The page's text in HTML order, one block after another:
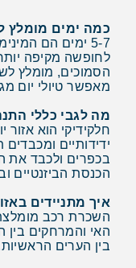
כמה ימים מומלץ
5-7 ימים הם
לחופשה מקיפה
מאפשר טיולי יום
מה לגבי כללי
חלקידיקי הוא אזור
ידידותיים
בכפרים ולכבד את
הכנסת הביזנטיים
איך מתניידים
השכרת רכב
האי והמרחקים בין
בין הערים